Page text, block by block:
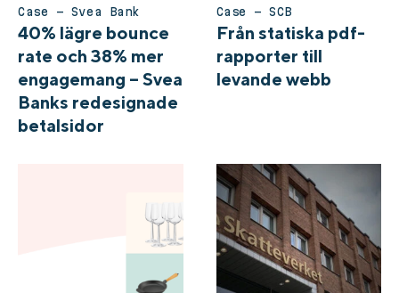
Case – Svea Bank
40% lägre bounce
rate och 38% mer
engagemang – Svea
Banks redesignade
betalsidor
Case – SCB
Från statiska pdf-
rapporter till
levande webb